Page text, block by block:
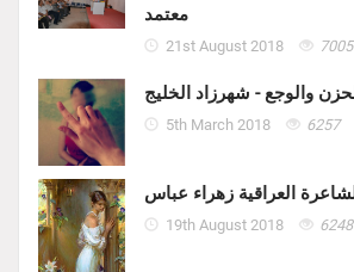
معتمد
21st August 2018 7005
والوجع - شهرزاد الخليج
5th March 2018 6257
العراقية زهراء عباس
19th August 2018 6248